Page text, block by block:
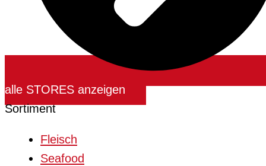
alle STORES anzeigen
Sortiment
Fleisch
Seafood